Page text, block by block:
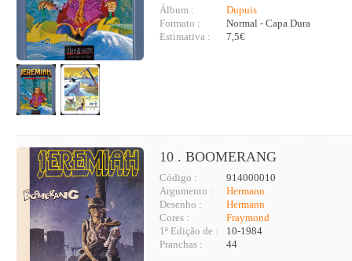
Álbum :
Dupuis
Formato :
Normal - Capa Dura
Estimativa :
7,5€
10 . BOOMERANG
Código :
914000010
Argumento :
Hermann
Desenho :
Hermann
Cores :
Fraymond
1ª Edição de :
10-1984
Pranchas :
44